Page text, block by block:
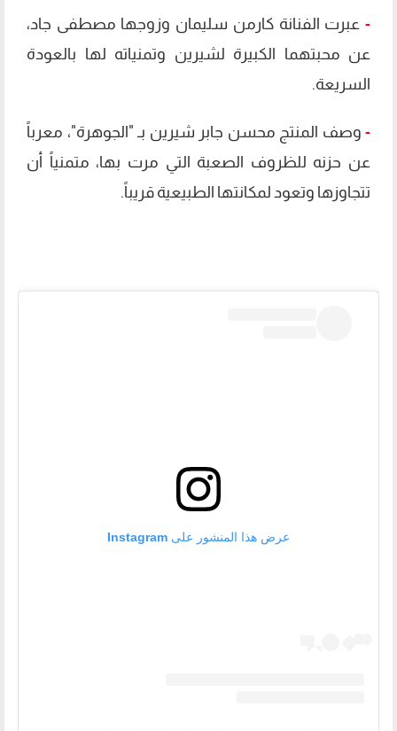
- عبرت ​الفنانة كارمن سليمان وزوجها مصطفى جاد،
عن محبتهما الكبيرة لشيرين وتمنياته لها بالعودة
السريعة.
- وصف ​المنتج محسن جابر شيرين بـ "الجوهرة"، معرباً
عن حزنه للظروف الصعبة التي مرت بها، متمنياً أن
تتجاوزها وتعود لمكانتها الطبيعية قريباً.
عرض هذا المنشور على Instagram